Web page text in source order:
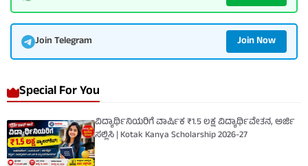
Join Telegram Join Now
Special For You
ವಿದ್ಯಾರ್ಥಿನಿಯರಿಗೆ ವಾರ್ಷಿಕ ₹1.5 ಲಕ್ಷ ವಿದ್ಯಾರ್ಥಿವೇತನ, ಅರ್ಜಿ
ಸಲ್ಲಿಸಿ | Kotak Kanya Scholarship 2026-27